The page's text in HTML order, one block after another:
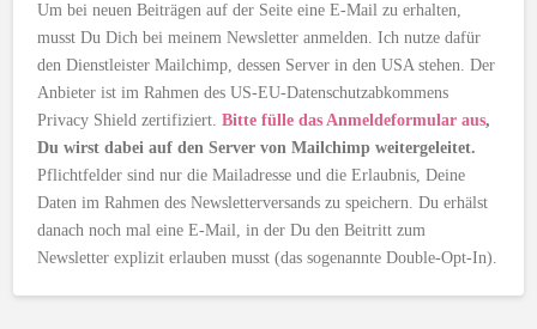
Um bei neuen Beiträgen auf der Seite eine E-Mail zu erhalten,
musst Du Dich bei meinem Newsletter anmelden. Ich nutze dafür
den Dienstleister Mailchimp, dessen Server in den USA stehen. Der
Anbieter ist im Rahmen des US-EU-Datenschutzabkommens
Privacy Shield zertifiziert.Bitte fülle das Anmeldeformular aus,
Du wirst dabei auf den Server von Mailchimp weitergeleitet.
Pflichtfelder sind nur die Mailadresse und die Erlaubnis, Deine
Daten im Rahmen des Newsletterversands zu speichern. Du erhälst
danach noch mal eine E-Mail, in der Du den Beitritt zum
Newsletter explizit erlauben musst (das sogenannte Double-Opt-In).